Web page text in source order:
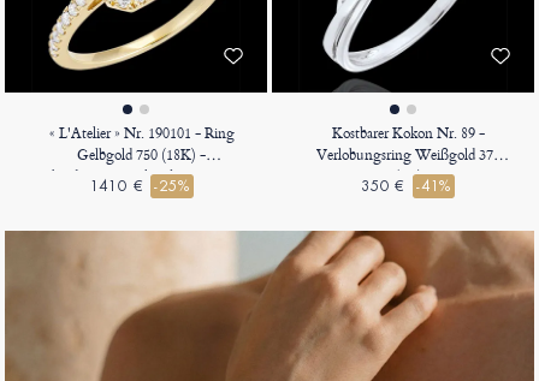
« L'Atelier » Nr. 190101 - Ring
Gelbgold 750 (18K) -
Labordiamant Rechteckig 0.5 Karat
- Halo Labordiamant - Fassung
1410 € -25%
Kostbarer Kokon Nr. 89 -
Verlobungsring Weißgold 375
(9K)
350 € -41%